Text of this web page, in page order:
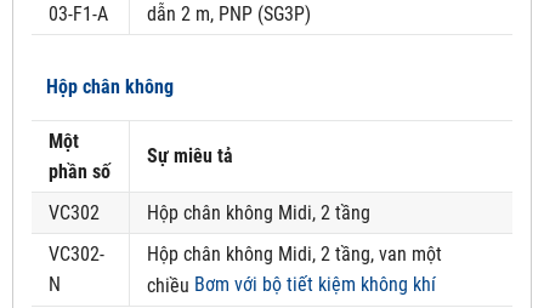
03-F1-A
dẫn 2 m, PNP (SG3P)
Hộp chân không
Một
phần số
Sự miêu tả
VC302
Hộp chân không Midi, 2 tầng
VC302-
N
Hộp chân không Midi, 2 tầng, van một
chiều Bơm với bộ tiết kiệm không khí